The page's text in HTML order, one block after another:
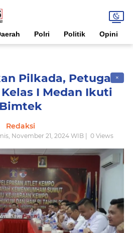
Polri Politik Opini
✕
Pilkada, Petugas
Kelas I Medan Ikuti
Bimtek
Redaksi
November 21, 2024 WIB | 0Views